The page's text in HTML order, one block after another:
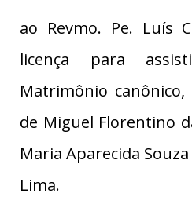
ao Revmo. Pe. Luís
licença para
Matrimônio
de Miguel Florentino
Maria Aparecida Souza
Lima.